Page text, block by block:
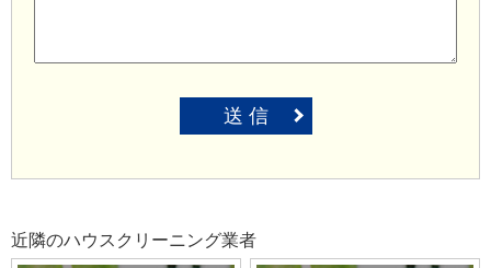
送 信
近隣のハウスクリーニング業者